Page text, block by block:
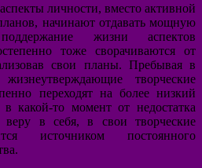
личности, вместо активной
начинают отдавать мощную
жизни аспектов
тоже сворачиваются от
свои планы. Пребывая в
творческие
переходят на более низкий
какой-то момент от недостатка
в себя, в свои творческие
источником постоянного